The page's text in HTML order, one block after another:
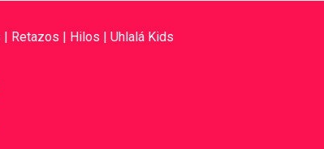
| Retazos | Hilos | Uhlalá Kids